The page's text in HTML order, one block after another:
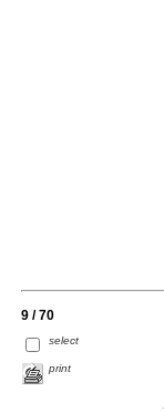
9 / 70
select
print